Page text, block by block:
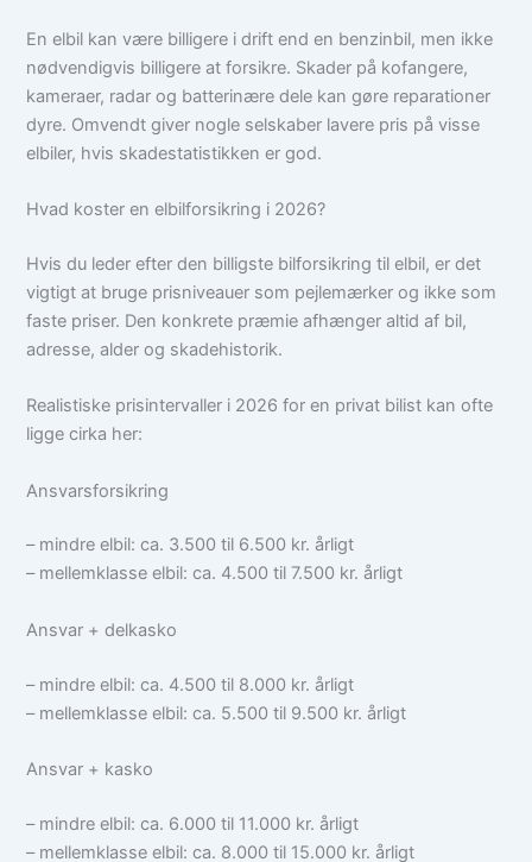
En elbil kan være billigere i drift end en benzinbil, men ikke
nødvendigvis billigere at forsikre. Skader på kofangere,
kameraer, radar og batterinære dele kan gøre reparationer
dyre. Omvendt giver nogle selskaber lavere pris på visse
elbiler, hvis skadestatistikken er god.
Hvad koster en elbilforsikring i 2026?
Hvis du leder efter den billigste bilforsikring til elbil, er det
vigtigt at bruge prisniveauer som pejlemærker og ikke som
faste priser. Den konkrete præmie afhænger altid af bil,
adresse, alder og skadehistorik.
Realistiske prisintervaller i 2026 for en privat bilist kan ofte
ligge cirka her:
Ansvarsforsikring
– mindre elbil: ca. 3.500 til 6.500 kr. årligt
– mellemklasse elbil: ca. 4.500 til 7.500 kr. årligt
Ansvar + delkasko
– mindre elbil: ca. 4.500 til 8.000 kr. årligt
– mellemklasse elbil: ca. 5.500 til 9.500 kr. årligt
Ansvar + kasko
– mindre elbil: ca. 6.000 til 11.000 kr. årligt
– mellemklasse elbil: ca. 8.000 til 15.000 kr. årligt